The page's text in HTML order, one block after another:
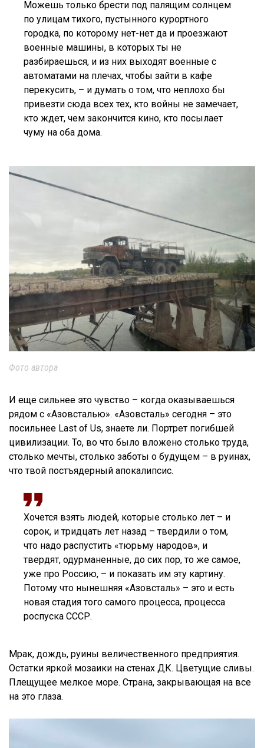
Можешь только брести под палящим солнцем
по улицам тихого, пустынного курортного
городка, по которому нет-нет да и проезжают
военные машины, в которых ты не
разбираешься, и из них выходят военные с
автоматами на плечах, чтобы зайти в кафе
перекусить, – и думать о том, что неплохо бы
привезти сюда всех тех, кто войны не замечает,
кто ждет, чем закончится кино, кто посылает
чуму на оба дома.
Фото автора
И еще сильнее это чувство – когда оказываешься
рядом с «Азовсталью». «Азовсталь» сегодня – это
посильнее Last of Us, знаете ли. Портрет погибшей
цивилизации. То, во что было вложено столько труда,
столько мечты, столько заботы о будущем – в руинах,
что твой постъядерный апокалипсис.
Хочется взять людей, которые столько лет – и
сорок, и тридцать лет назад – твердили о том,
что надо распустить «тюрьму народов», и
твердят, одурманенные, до сих пор, то же самое,
уже про Россию, – и показать им эту картину.
Потому что нынешняя «Азовсталь» – это и есть
новая стадия того самого процесса, процесса
роспуска СССР.
Мрак, дождь, руины величественного предприятия.
Остатки яркой мозаики на стенах ДК. Цветущие сливы.
Плещущее мелкое море. Страна, закрывающая на все
на это глаза.